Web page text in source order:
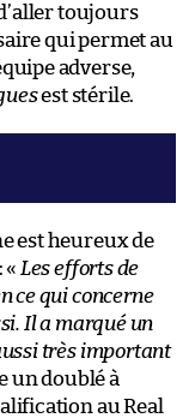
toujours
qui permet au
adverse,
est stérile.
est heureux de
« Les efforts de
ce qui concerne
Il a marqué un
très important
un doublé à
au Real